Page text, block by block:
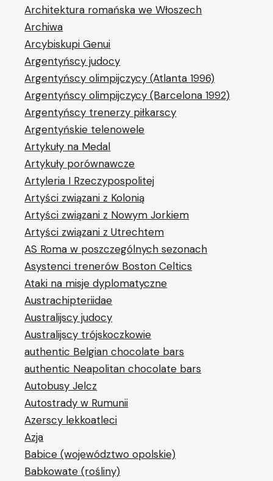
Architektura romańska we Włoszech
Archiwa
Arcybiskupi Genui
Argentyńscy judocy
Argentyńscy olimpijczycy (Atlanta 1996)
Argentyńscy olimpijczycy (Barcelona 1992)
Argentyńscy trenerzy piłkarscy
Argentyńskie telenowele
Artykuły na Medal
Artykuły porównawcze
Artyleria I Rzeczypospolitej
Artyści związani z Kolonią
Artyści związani z Nowym Jorkiem
Artyści związani z Utrechtem
AS Roma w poszczególnych sezonach
Asystenci trenerów Boston Celtics
Ataki na misje dyplomatyczne
Austrachipteriidae
Australijscy judocy
Australijscy trójskoczkowie
authentic Belgian chocolate bars
authentic Neapolitan chocolate bars
Autobusy Jelcz
Autostrady w Rumunii
Azerscy lekkoatleci
Azja
Babice (województwo opolskie)
Babkowate (rośliny)